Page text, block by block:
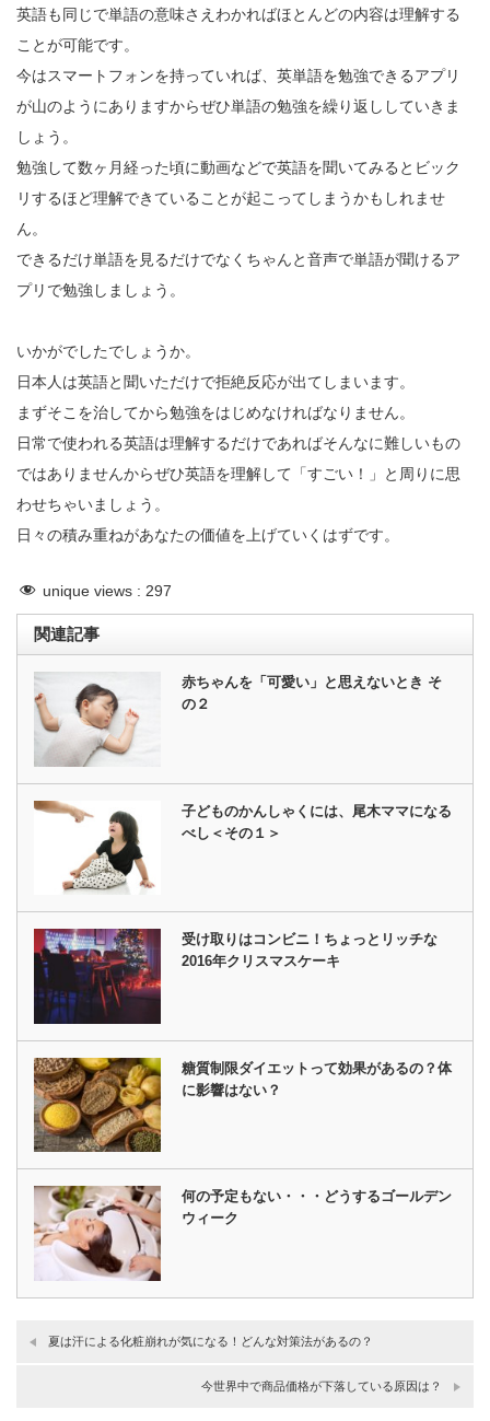
英語も同じで単語の意味さえわかればほとんどの内容は理解する
ことが可能です。
今はスマートフォンを持っていれば、英単語を勉強できるアプリ
が山のようにありますからぜひ単語の勉強を繰り返ししていきま
しょう。
勉強して数ヶ月経った頃に動画などで英語を聞いてみるとビック
リするほど理解できていることが起こってしまうかもしれませ
ん。
できるだけ単語を見るだけでなくちゃんと音声で単語が聞けるア
プリで勉強しましょう。
いかがでしたでしょうか。
日本人は英語と聞いただけで拒絶反応が出てしまいます。
まずそこを治してから勉強をはじめなければなりません。
日常で使われる英語は理解するだけであればそんなに難しいもの
ではありませんからぜひ英語を理解して「すごい！」と周りに思
わせちゃいましょう。
日々の積み重ねがあなたの価値を上げていくはずです。
unique views : 297
関連記事
赤ちゃんを「可愛い」と思えないとき そ
の２
子どものかんしゃくには、尾木ママになる
べし＜その１＞
受け取りはコンビニ！ちょっとリッチな
2016年クリスマスケーキ
糖質制限ダイエットって効果があるの？体
に影響はない？
何の予定もない・・・どうするゴールデン
ウィーク
夏は汗による化粧崩れが気になる！どんな対策法があるの？
今世界中で商品価格が下落している原因は？